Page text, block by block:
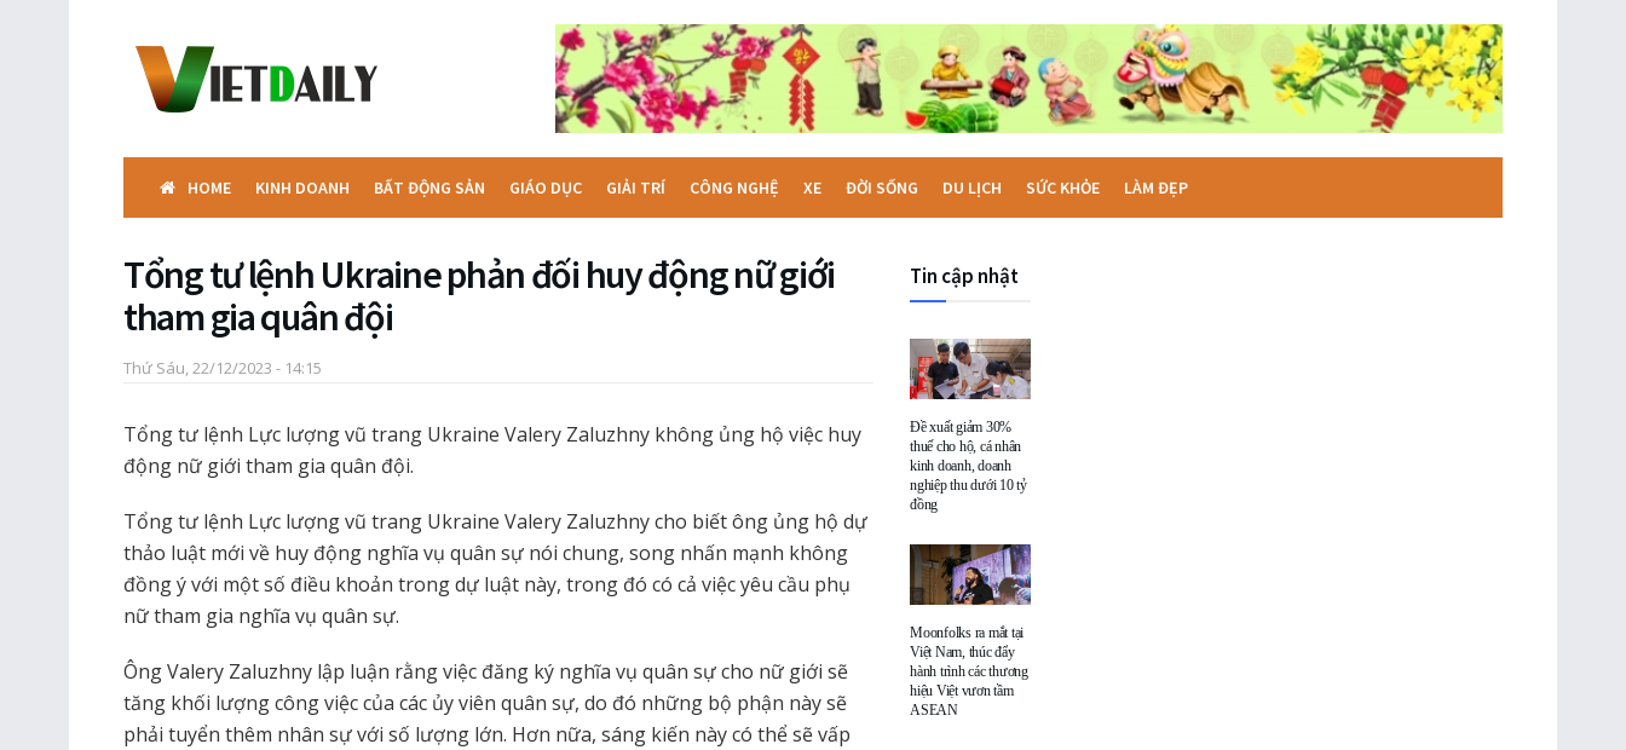
HOME KINH DOANH BẤT ĐỘNG SẢN GIÁO DỤC GIẢI TRÍ CÔNG NGHỆ XE ĐỜI SỐNG DU LỊCH SỨC KHỎE LÀM ĐẸP
Tổng tư lệnh Ukraine phản đối huy động nữ giới
tham gia quân đội
Thứ Sáu, 22/12/2023 - 14:15
Tổng tư lệnh Lực lượng vũ trang Ukraine Valery Zaluzhny không ủng hộ việc huy
động nữ giới tham gia quân đội.
Tổng tư lệnh Lực lượng vũ trang Ukraine Valery Zaluzhny cho biết ông ủng hộ dự
thảo luật mới về huy động nghĩa vụ quân sự nói chung, song nhấn mạnh không
đồng ý với một số điều khoản trong dự luật này, trong đó có cả việc yêu cầu phụ
nữ tham gia nghĩa vụ quân sự.
Ông Valery Zaluzhny lập luận rằng việc đăng ký nghĩa vụ quân sự cho nữ giới sẽ
tăng khối lượng công việc của các ủy viên quân sự, do đó những bộ phận này sẽ
phải tuyển thêm nhân sự với số lượng lớn. Hơn nữa, sáng kiến ​​này có thể sẽ vấp
Tin cập nhật
Đề xuất giảm 30%
thuế cho hộ, cá nhân
kinh doanh, doanh
nghiệp thu dưới 10 tỷ
đồng
Moonfolks ra mắt tại
Việt Nam, thúc đẩy
hành trình các thương
hiệu Việt vươn tầm
ASEAN